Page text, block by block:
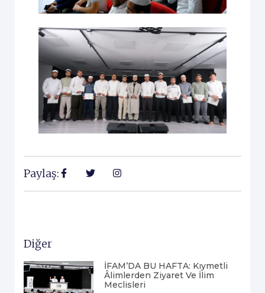
Paylaş:
Diğer
İFAM’DA BU HAFTA: Kıymetli
Âlimlerden Ziyaret Ve İlim
Meclisleri